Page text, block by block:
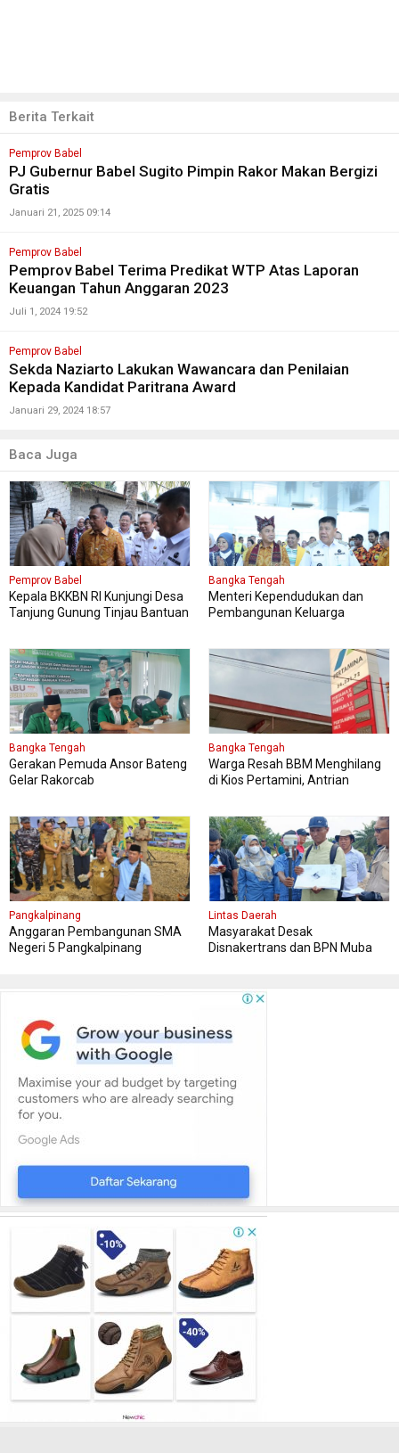
Berita Terkait
Pemprov Babel
PJ Gubernur Babel Sugito Pimpin Rakor Makan Bergizi
Gratis
Januari 21, 2025 09:14
Pemprov Babel
Pemprov Babel Terima Predikat WTP Atas Laporan
Keuangan Tahun Anggaran 2023
Juli 1, 2024 19:52
Pemprov Babel
Sekda Naziarto Lakukan Wawancara dan Penilaian
Kepada Kandidat Paritrana Award
Januari 29, 2024 18:57
Baca Juga
Pemprov Babel
Kepala BKKBN RI Kunjungi Desa
Tanjung Gunung Tinjau Bantuan
Bangka Tengah
Menteri Kependudukan dan
Pembangunan Keluarga
Bangka Tengah
Gerakan Pemuda Ansor Bateng
Gelar Rakorcab
Bangka Tengah
Warga Resah BBM Menghilang
di Kios Pertamini, Antrian
Pangkalpinang
Anggaran Pembangunan SMA
Negeri 5 Pangkalpinang
Lintas Daerah
Masyarakat Desak
Disnakertrans dan BPN Muba
Penempatan